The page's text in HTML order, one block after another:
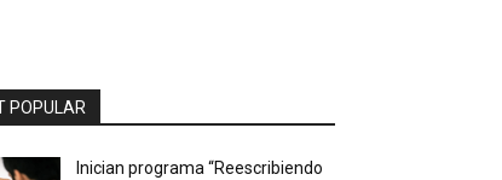
POPULAR
Inician programa “Reescribiendo